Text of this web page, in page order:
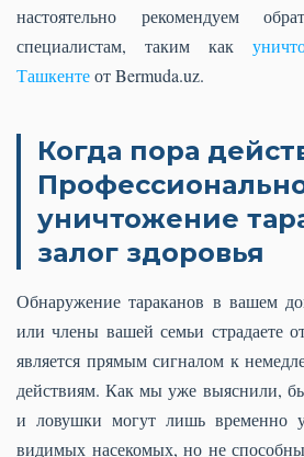
настоятельно рекомендуем
специалистам, таким как
Ташкентеот Bermuda.uz.
Когда пора
уничтожение
залог здоровья
Обнаружение тараканов в вашем
или члены вашей семьи страдаете
является прямым сигналом к
действиям. Как мы уже выяснили,
и ловушки могут лишь временно
видимых насекомых, но не